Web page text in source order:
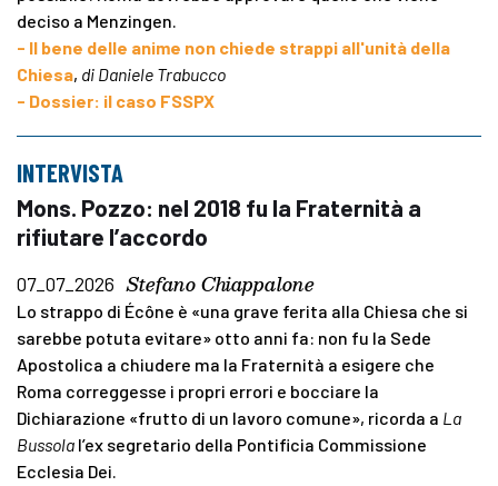
deciso a Menzingen.
- Il bene delle anime non chiede strappi all'unità della
Chiesa, di Daniele Trabucco
- Dossier: il caso FSSPX
INTERVISTA
Mons. Pozzo: nel 2018 fu la Fraternità a
rifiutare l’accordo
07_07_2026 Stefano Chiappalone
Lo strappo di Écône è «una grave ferita alla Chiesa che si
sarebbe potuta evitare» otto anni fa: non fu la Sede
Apostolica a chiudere ma la Fraternità a esigere che
Roma correggesse i propri errori e bocciare la
Dichiarazione «frutto di un lavoro comune», ricorda a La
Bussola l’ex segretario della Pontificia Commissione
Ecclesia Dei.